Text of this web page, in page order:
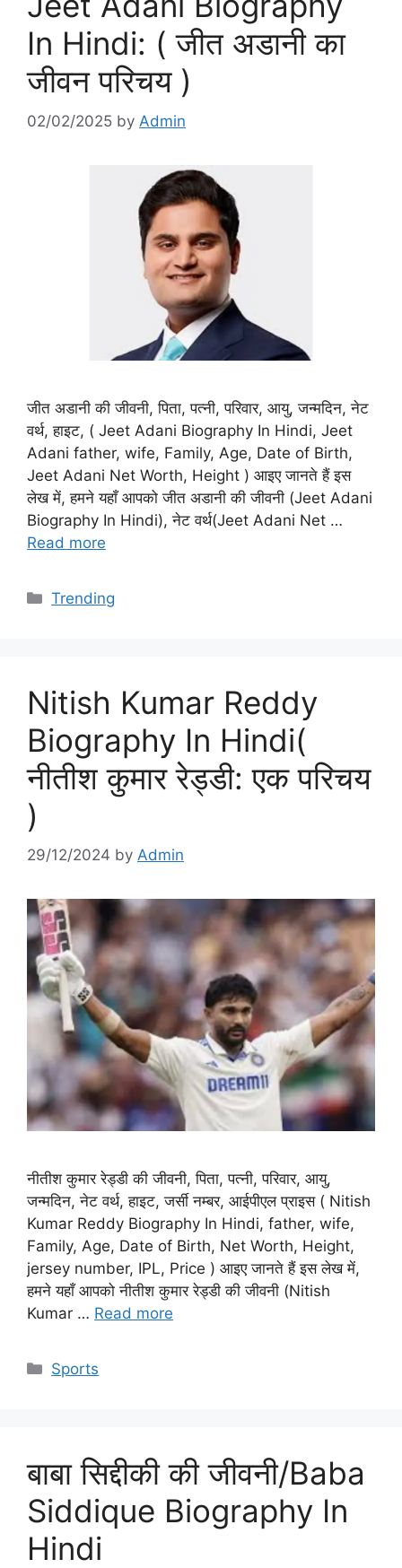
In Hindi: ( जीत अडानी का
जीवन परिचय )
02/02/2025 by Admin
जीत अडानी की जीवनी, पिता, पत्नी, परिवार, आयु, जन्मदिन, नेट
वर्थ, हाइट, ( Jeet Adani Biography In Hindi, Jeet
Adani father, wife, Family, Age, Date of Birth,
Jeet Adani Net Worth, Height ) आइए जानते हैं इस
लेख में, हमने यहाँ आपको जीत अडानी की जीवनी (Jeet Adani
Biography In Hindi), नेट वर्थ(Jeet Adani Net …
Read more
Categories
Trending
Nitish Kumar Reddy
Biography In Hindi(
नीतीश कुमार रेड्डी: एक परिचय
)
29/12/2024 by Admin
नीतीश कुमार रेड्डी की जीवनी, पिता, पत्नी, परिवार, आयु,
जन्मदिन, नेट वर्थ, हाइट, जर्सी नम्बर, आईपीएल प्राइस ( Nitish
Kumar Reddy Biography In Hindi, father, wife,
Family, Age, Date of Birth, Net Worth, Height,
jersey number, IPL, Price ) आइए जानते हैं इस लेख में,
हमने यहाँ आपको नीतीश कुमार रेड्डी की जीवनी (Nitish
Kumar … Read more
Categories
Sports
बाबा सिद्दीकी की जीवनी/Baba
Siddique Biography In
Hindi